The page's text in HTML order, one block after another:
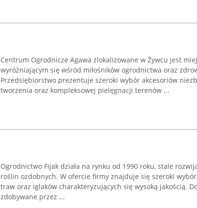
Centrum Ogrodnicze Agawa zlokalizowane w Żywcu jest
wyróżniającym się wśród miłośników ogrodnictwa oraz
Przedsiębiorstwo prezentuje szeroki wybór akcesoriów
tworzenia oraz kompleksowej pielęgnacji terenów ...
Ogrodnictwo Fijak działa na rynku od 1990 roku, stale
roślin ozdobnych. W ofercie firmy znajduje się szeroki
traw oraz iglaków charakteryzujących się wysoką jakością.
zdobywane przez ...